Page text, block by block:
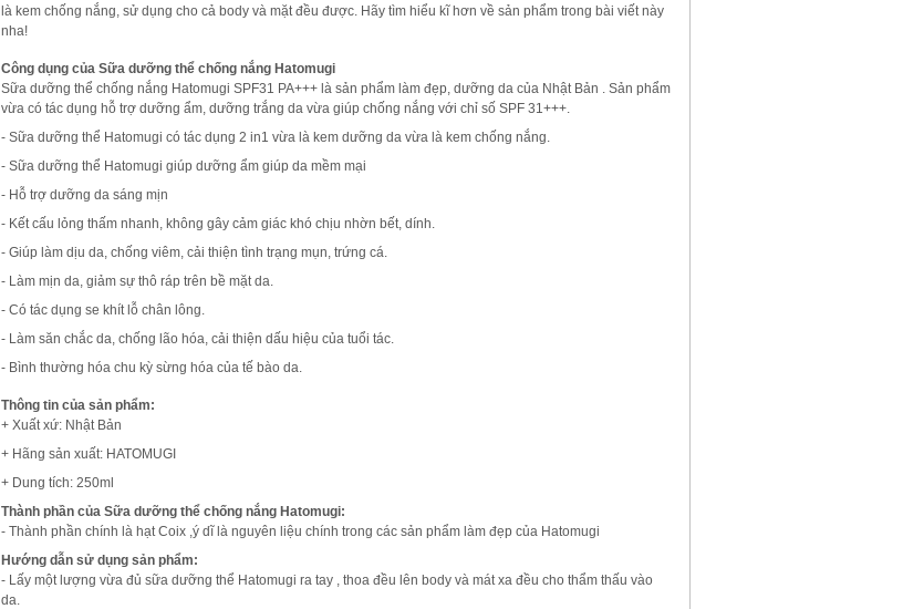
là kem chống nắng, sử dụng cho cả body và mặt đều được. Hãy tìm hiểu kĩ hơn về sản phẩm trong bài viết này
nha!
Công dụng của Sữa dưỡng thể chống nắng Hatomugi
Sữa dưỡng thể chống nắng Hatomugi SPF31 PA+++ là sản phẩm làm đẹp, dưỡng da của Nhật Bản . Sản phẩm
vừa có tác dụng hỗ trợ dưỡng ẩm, dưỡng trắng da vừa giúp chống nắng với chỉ số SPF 31+++.
- Sữa dưỡng thể Hatomugi có tác dụng 2 in1 vừa là kem dưỡng da vừa là kem chống nắng.
- Sữa dưỡng thể Hatomugi giúp dưỡng ẩm giúp da mềm mại
- Hỗ trợ dưỡng da sáng mịn
- Kết cấu lỏng thấm nhanh, không gây cảm giác khó chịu nhờn bết, dính.
- Giúp làm dịu da, chống viêm, cải thiện tình trạng mụn, trứng cá.
- Làm mịn da, giảm sự thô ráp trên bề mặt da.
- Có tác dụng se khít lỗ chân lông.
- Làm săn chắc da, chống lão hóa, cải thiện dấu hiệu của tuổi tác.
- Bình thường hóa chu kỳ sừng hóa của tế bào da.
Thông tin của sản phẩm:
+ Xuất xứ: Nhật Bản
+ Hãng sản xuất: HATOMUGI
+ Dung tích: 250ml
Thành phần của Sữa dưỡng thể chống nắng Hatomugi:
- Thành phần chính là hạt Coix ,ý dĩ là nguyên liệu chính trong các sản phẩm làm đẹp của Hatomugi
Hướng dẫn sử dụng sản phẩm:
- Lấy một lượng vừa đủ sữa dưỡng thể Hatomugi ra tay , thoa đều lên body và mát xa đều cho thẩm thấu vào
da.